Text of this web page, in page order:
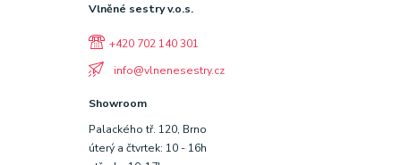
Vlněné sestry v.o.s.
+420 702 140 301
info@vlnenesestry.cz
Showroom
Palackého tř. 120, Brno
úterý a čtvrtek: 10 - 16h